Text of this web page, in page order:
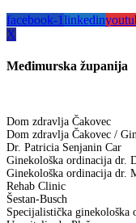
facebook-1linkedin
X
Međimurska županija
Dom zdravlja Čakovec
Dom zdravlja Čakovec /
Dr. Patricia Senjanin Car
Ginekološka ordinacija dr.
Ginekološka ordinacija dr.
Rehab Clinic
Šestan-Busch
Specijalistička ginekološka